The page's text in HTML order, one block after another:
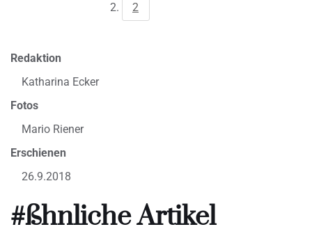
2
Redaktion
Katharina Ecker
Fotos
Mario Riener
Erschienen
26.9.2018
#ßhnliche Artikel